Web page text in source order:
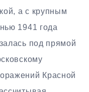
а с крупным
1941 года
под прямой
Красной